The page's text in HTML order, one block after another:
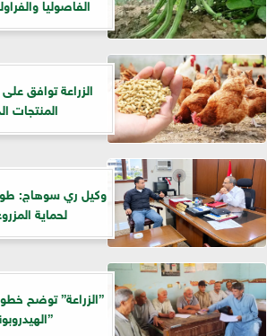
الزراعة توافق
المنتجات
لحماية
”الزراعة” توضح